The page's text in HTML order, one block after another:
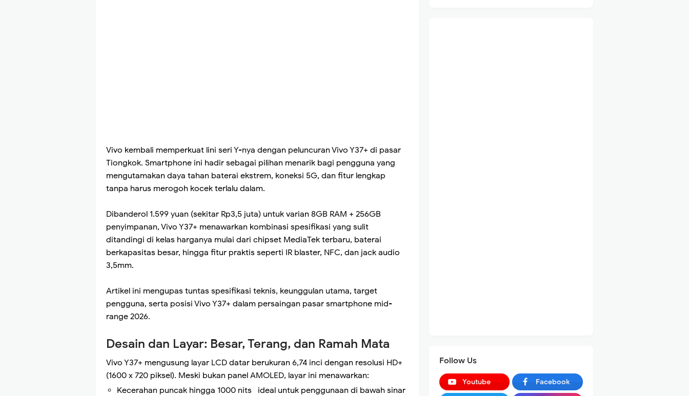
Vivo kembali memperkuat lini seri Y-nya dengan peluncuran Vivo Y37+ di pasar
Tiongkok. Smartphone ini hadir sebagai pilihan menarik bagi pengguna yang
mengutamakan daya tahan baterai ekstrem, koneksi 5G, dan fitur lengkap
tanpa harus merogoh kocek terlalu dalam.
Dibanderol 1.599 yuan (sekitar Rp3,5 juta) untuk varian 8GB RAM + 256GB
penyimpanan, Vivo Y37+ menawarkan kombinasi spesifikasi yang sulit
ditandingi di kelas harganya mulai dari chipset MediaTek terbaru, baterai
berkapasitas besar, hingga fitur praktis seperti IR blaster, NFC, dan jack audio
3,5mm.
Artikel ini mengupas tuntas spesifikasi teknis, keunggulan utama, target
pengguna, serta posisi Vivo Y37+ dalam persaingan pasar smartphone mid-
range 2026.
Desain dan Layar: Besar, Terang, dan Ramah Mata
Vivo Y37+ mengusung layar LCD datar berukuran 6,74 inci dengan resolusi HD+
(1600 x 720 piksel). Meski bukan panel AMOLED, layar ini menawarkan:
Kecerahan puncak hingga 1000 nits ideal untuk penggunaan di bawah sinar
Follow Us
Youtube Facebook